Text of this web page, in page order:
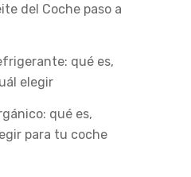
del Coche paso a
qué es,
elegir
qué es,
para tu coche